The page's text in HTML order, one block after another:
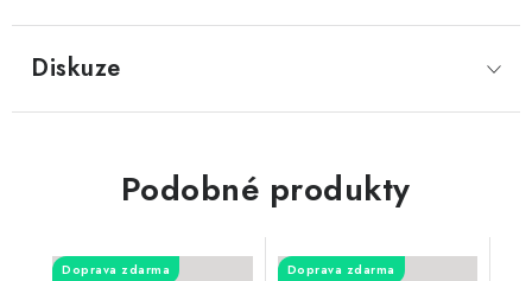
Diskuze
Podobné produkty
Doprava zdarma
Doprava zdarma